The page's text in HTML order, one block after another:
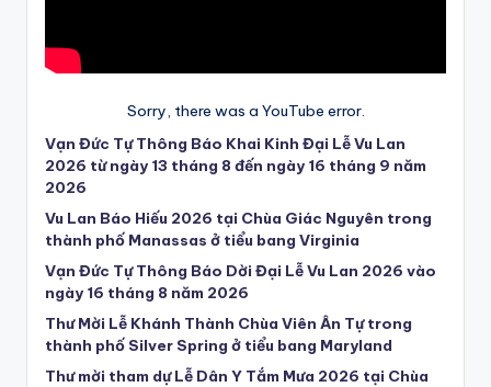
Sorry, there was a YouTube error.
Vạn Đức Tự Thông Báo Khai Kinh Đại Lễ Vu Lan
2026 từ ngày 13 tháng 8 đến ngày 16 tháng 9 năm
2026
Vu Lan Báo Hiếu 2026 tại Chùa Giác Nguyên trong
thành phố Manassas ở tiểu bang Virginia
Vạn Đức Tự Thông Báo Dời Đại Lễ Vu Lan 2026 vào
ngày 16 tháng 8 năm 2026
Thư Mời Lễ Khánh Thành Chùa Viên Ân Tự trong
thành phố Silver Spring ở tiểu bang Maryland
Thư mời tham dự Lễ Dân Y Tắm Mưa 2026 tại Chùa